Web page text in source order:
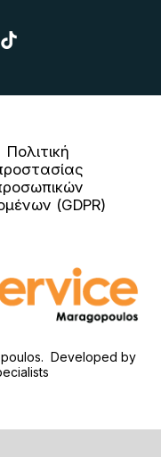
Πολιτική
(GDPR)
Developed by